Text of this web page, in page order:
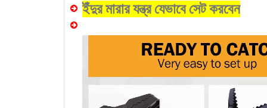
ইঁদুর মারার যন্ত্র যেভাবে সেট করবেন